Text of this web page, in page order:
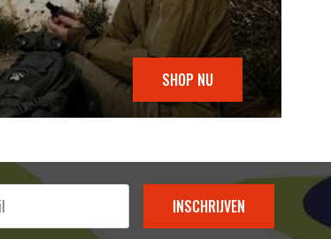
SHOP NU
INSCHRIJVEN